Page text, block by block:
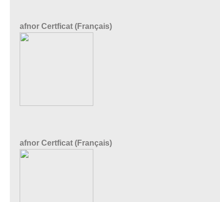
afnor Certficat (Français)
afnor Certficat (Français)